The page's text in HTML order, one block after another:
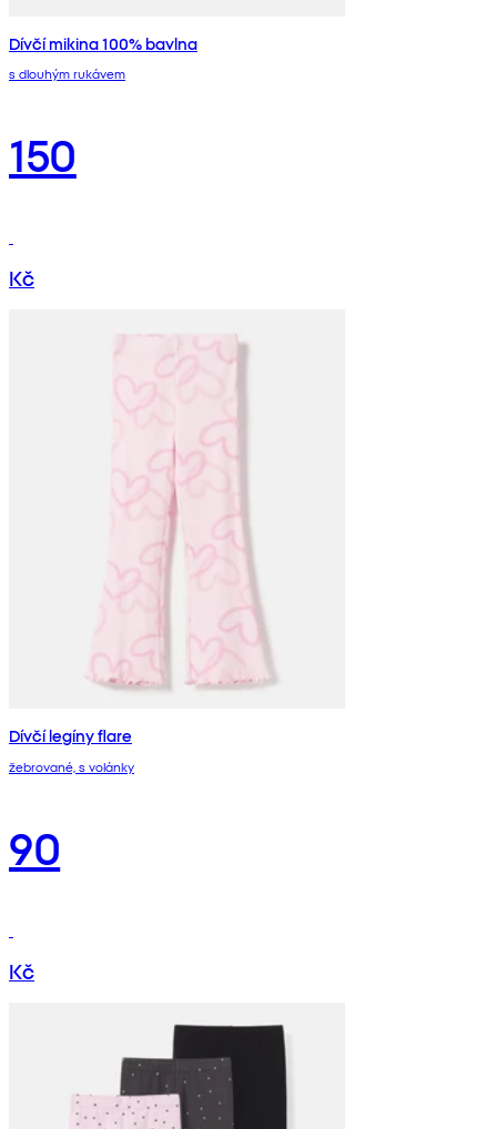
Dívčí mikina 100% bavlna
s dlouhým rukávem
150
Kč
Dívčí legíny flare
žebrované, s volánky
90
Kč